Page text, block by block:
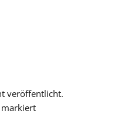
veröffentlicht.
markiert